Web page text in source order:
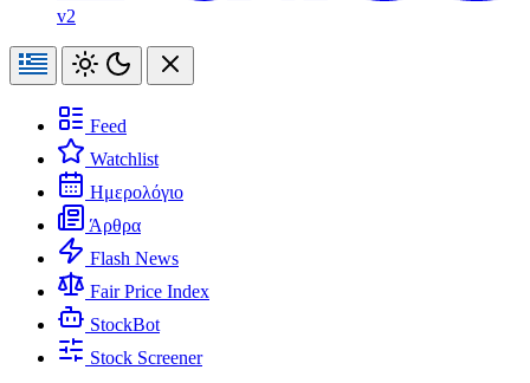
v2
Feed
Watchlist
Ημερολόγιο
Άρθρα
Flash News
Fair Price Index
StockBot
Stock Screener